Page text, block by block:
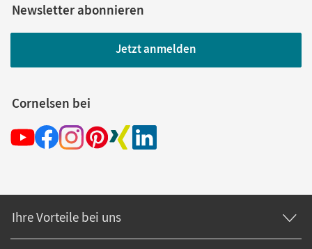
Newsletter abonnieren
Jetzt anmelden
Cornelsen bei
Ihre Vorteile bei uns